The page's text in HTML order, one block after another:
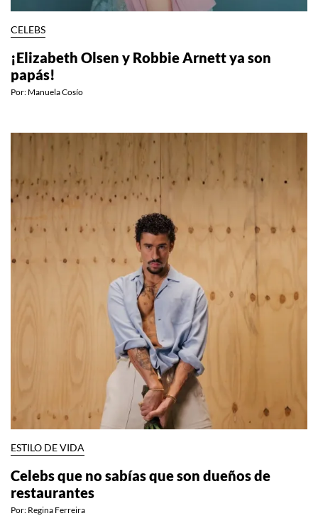
CELEBS
¡Elizabeth Olsen y Robbie Arnett ya son
papás!
Por: Manuela Cosío
ESTILO DE VIDA
Celebs que no sabías que son dueños de
restaurantes
Por: Regina Ferreira